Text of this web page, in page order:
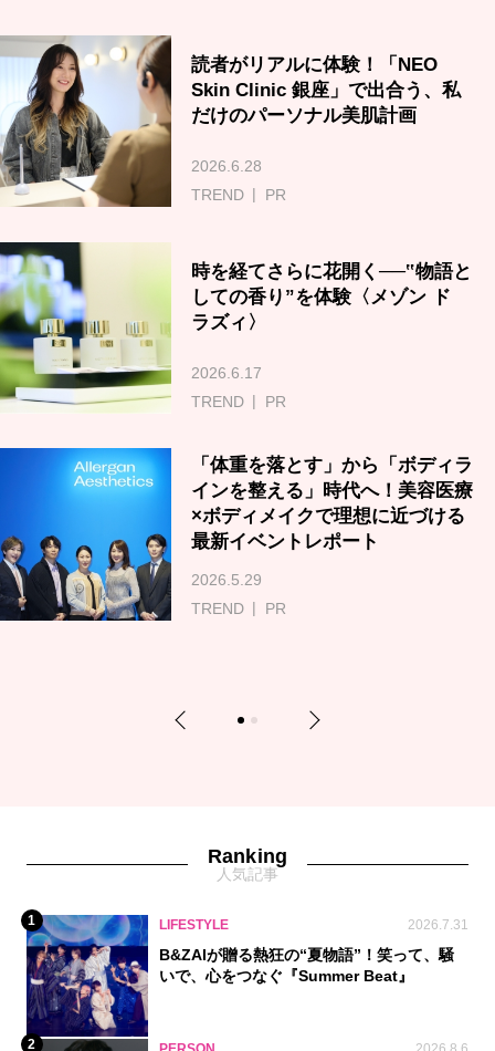
読者がリアルに体験！「NEO
Skin Clinic 銀座」で出合う、私
だけのパーソナル美肌計画
2026.6.28
TREND
PR
時を経てさらに花開く──‟物語と
しての香り”を体験〈メゾン ド
ラズィ〉
2026.6.17
TREND
PR
「体重を落とす」から「ボディラ
インを整える」時代へ！美容医療
×ボディメイクで理想に近づける
最新イベントレポート
2026.5.29
TREND
PR
Previous 1 2 Next
Ranking
人気記事
1 LIFESTYLE 2026.7.31
B&ZAIが贈る熱狂の“夏物語”！笑って、騒
いで、心をつなぐ『Summer Beat』
2